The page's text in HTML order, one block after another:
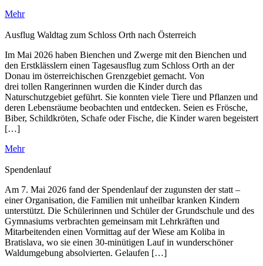
Mehr
Ausflug Waldtag zum Schloss Orth nach Österreich
Im Mai 2026 haben Bienchen und Zwerge mit den Bienchen und
den Erstklässlern einen Tagesausflug zum Schloss Orth an der
Donau im österreichischen Grenzgebiet gemacht. Von
drei tollen Rangerinnen wurden die Kinder durch das
Naturschutzgebiet geführt. Sie konnten viele Tiere und Pflanzen und
deren Lebensräume beobachten und entdecken. Seien es Frösche,
Biber, Schildkröten, Schafe oder Fische, die Kinder waren begeistert
[…]
Mehr
Spendenlauf
Am 7. Mai 2026 fand der Spendenlauf der zugunsten der statt –
einer Organisation, die Familien mit unheilbar kranken Kindern
unterstützt. Die Schülerinnen und Schüler der Grundschule und des
Gymnasiums verbrachten gemeinsam mit Lehrkräften und
Mitarbeitenden einen Vormittag auf der Wiese am Koliba in
Bratislava, wo sie einen 30-minütigen Lauf in wunderschöner
Waldumgebung absolvierten. Gelaufen […]